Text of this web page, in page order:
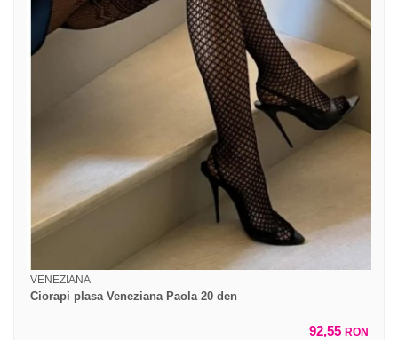
VENEZIANA
Ciorapi plasa Veneziana Paola 20 den
92,55 RON